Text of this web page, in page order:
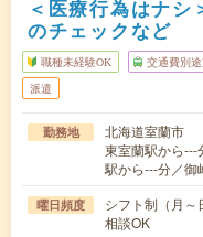
＜医療行為はナ
のチェックなど
職種未経験OK 交通費別途
派遣
勤務地
北海道室蘭市
東室蘭駅から---
駅から---分／御
曜日頻度
シフト制（月～
相談OK